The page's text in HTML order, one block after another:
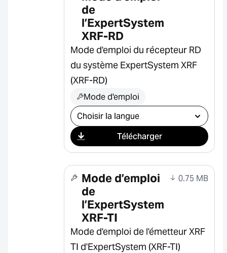
de
l’ExpertSystem
XRF-RD
Mode d'emploi du récepteur RD
du système ExpertSystem XRF
(XRF-RD)
Mode d'emploi
Sélectionner le téléchargement
Télécharger
Mode d’emploi
de
l’ExpertSystem
XRF-TI
0.75 MB
Mode d'emploi de l'émetteur XRF
TI d'ExpertSystem (XRF-TI)